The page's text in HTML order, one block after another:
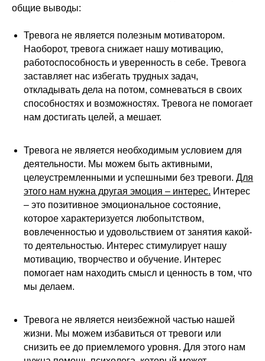
общие выводы:
Тревога не является полезным мотиватором.
Наоборот, тревога снижает нашу мотивацию,
работоспособность и уверенность в себе. Тревога
заставляет нас избегать трудных задач,
откладывать дела на потом, сомневаться в своих
способностях и возможностях. Тревога не помогает
нам достигать целей, а мешает.
Тревога не является необходимым условием для
деятельности. Мы можем быть активными,
целеустремленными и успешными без тревоги. Для
этого нам нужна другая эмоция – интерес. Интерес
– это позитивное эмоциональное состояние,
которое характеризуется любопытством,
вовлеченностью и удовольствием от занятия какой-
то деятельностью. Интерес стимулирует нашу
мотивацию, творчество и обучение. Интерес
помогает нам находить смысл и ценность в том, что
мы делаем.
Тревога не является неизбежной частью нашей
жизни. Мы можем избавиться от тревоги или
снизить ее до приемлемого уровня. Для этого нам